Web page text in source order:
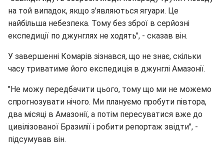
на той випадок, якщо з'являються ягуари. Це
найбільша небезпека. Тому без зброї в серйозні
експедиції по джунглях не ходять", - сказав він.
У завершенні Комарів зізнався, що не знає, скільки
часу триватиме його експедиція в джунглі Амазонії.
"Не можу передбачити цього, тому що ми не можемо
спрогнозувати нічого. Ми плануємо пробути півтора,
два місяці в Амазонії, а потім пересуватися вже до
цивілізованої Бразилії і робити репортаж звідти", -
підсумував він.